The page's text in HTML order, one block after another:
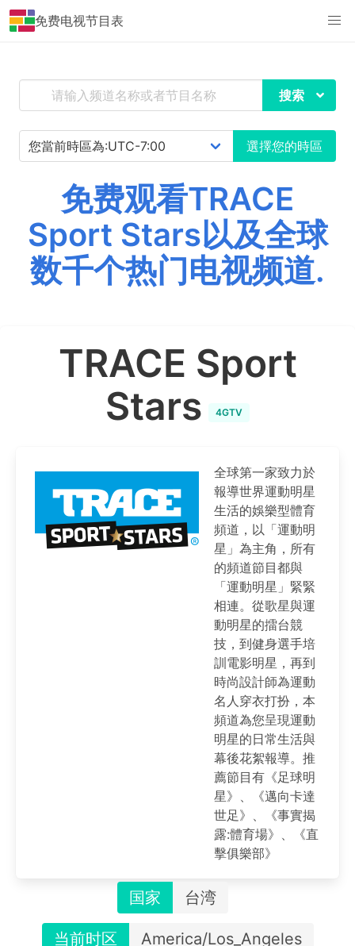
免费电视节目表
搜索
選擇您的時區
免费观看TRACE
Sport Stars以及全球
数千个热门电视频道.
TRACE Sport
Stars
4GTV
全球第一家致力於
報導世界運動明星
生活的娛樂型體育
頻道，以「運動明
星」為主角，所有
的頻道節目都與
「運動明星」緊緊
相連。從歌星與運
動明星的擂台競
技，到健身選手培
訓電影明星，再到
時尚設計師為運動
名人穿衣打扮，本
頻道為您呈現運動
明星的日常生活與
幕後花絮報導。推
薦節目有《足球明
星》、《邁向卡達
世足》、《事實揭
露:體育場》、《直
擊俱樂部》
国家 台湾
当前时区 America/Los_Angeles